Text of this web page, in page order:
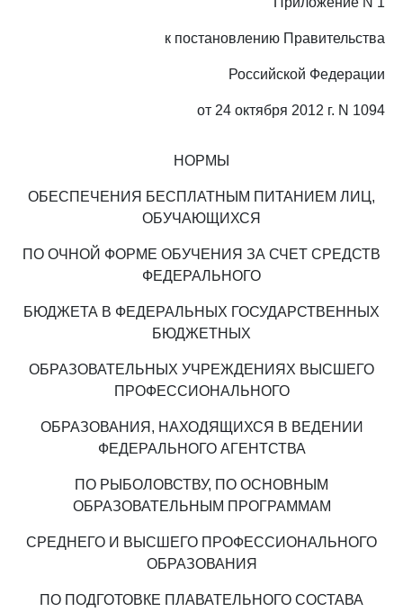
к постановлению Правительства
Российской Федерации
от 24 октября 2012 г. N 1094
НОРМЫ
ОБЕСПЕЧЕНИЯ БЕСПЛАТНЫМ ПИТАНИЕМ ЛИЦ,
ОБУЧАЮЩИХСЯ
ПО ОЧНОЙ ФОРМЕ ОБУЧЕНИЯ ЗА СЧЕТ СРЕДСТВ
ФЕДЕРАЛЬНОГО
БЮДЖЕТА В ФЕДЕРАЛЬНЫХ ГОСУДАРСТВЕННЫХ
БЮДЖЕТНЫХ
ОБРАЗОВАТЕЛЬНЫХ УЧРЕЖДЕНИЯХ ВЫСШЕГО
ПРОФЕССИОНАЛЬНОГО
ОБРАЗОВАНИЯ, НАХОДЯЩИХСЯ В ВЕДЕНИИ
ФЕДЕРАЛЬНОГО АГЕНТСТВА
ПО РЫБОЛОВСТВУ, ПО ОСНОВНЫМ
ОБРАЗОВАТЕЛЬНЫМ ПРОГРАММАМ
СРЕДНЕГО И ВЫСШЕГО ПРОФЕССИОНАЛЬНОГО
ОБРАЗОВАНИЯ
ПО ПОДГОТОВКЕ ПЛАВАТЕЛЬНОГО СОСТАВА